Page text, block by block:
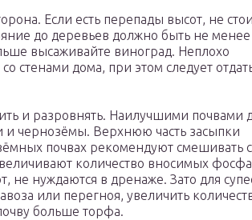
Если есть перепады высот, не
до деревьев должно быть не менее
высаживайте виноград. Неплохо
стенами дома, при этом следует
и разровнять. Наилучшими почвами
и чернозёмы. Верхнюю часть засыпки
почвах рекомендуют смешивать с
количество вносимых
не нуждаются в дренаже. Зато для
или перегноя, увеличить
больше торфа.